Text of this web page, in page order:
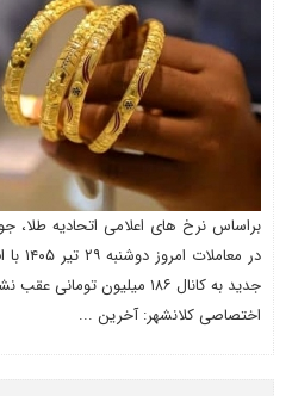
براساس نرخ های اعلامی اتحادیه طلا،
در
جدید به کانال ۱۸۶ میلیون تومانی عقب نشینی کرد.
اختصاصی کلانشهر: آخرین ...